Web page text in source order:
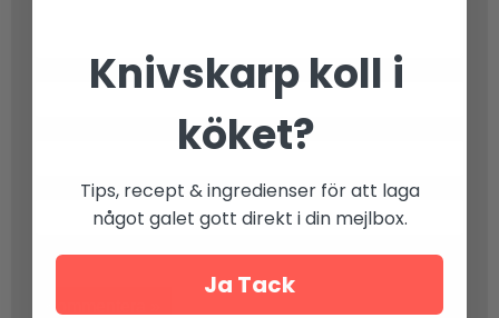
E-postadress (publiceras ej):
Ange koden:8Rjhq5 (motverkar spam)
Kommentera »
Knivskarp koll i
köket?
Tips, recept & ingredienser för att laga
något galet gott direkt i din mejlbox.
Ja Tack